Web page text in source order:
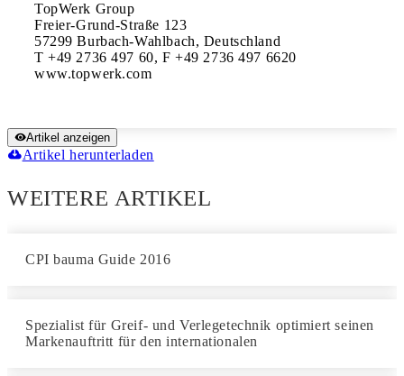
TopWerk Group
Freier-Grund-Straße 123
57299 Burbach-Wahlbach, Deutschland
T +49 2736 497 60, F +49 2736 497 6620
www.topwerk.com
Artikel anzeigen
Artikel herunterladen
WEITERE ARTIKEL
CPI bauma Guide 2016
Spezialist für Greif- und Verlegetechnik optimiert seinen
Markenauftritt für den internationalen